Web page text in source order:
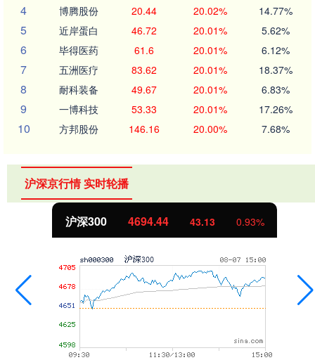
4 博腾股份 20.44 20.02% 14.77%
5 近岸蛋白 46.72 20.01% 5.62%
6 毕得医药 61.6 20.01% 6.12%
7 五洲医疗 83.62 20.01% 18.37%
8 耐科装备 49.67 20.01% 6.83%
9 一博科技 53.33 20.01% 17.26%
10 方邦股份 146.16 20.00% 7.68%
沪深京行情 实时轮播
沪深300 4694.44 43.13 0.93%